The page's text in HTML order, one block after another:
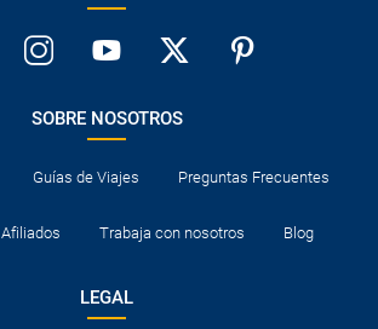
SOBRE NOSOTROS
Guías de Viajes Preguntas Frecuentes
Afiliados Trabaja con nosotros Blog
LEGAL